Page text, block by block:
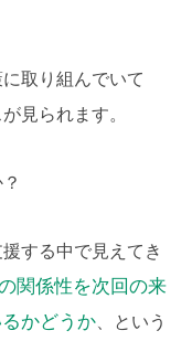
取り組んでいて
見られます。
する中で見えてき
関係性を次回の来
かどうか、という